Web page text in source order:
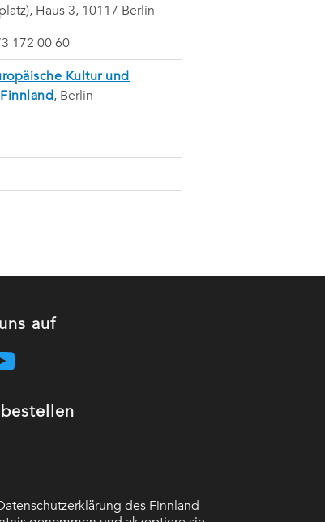
Haus 3, 10117 Berlin
172 00 60
Kultur und
, Berlin
auf
des Finnland-